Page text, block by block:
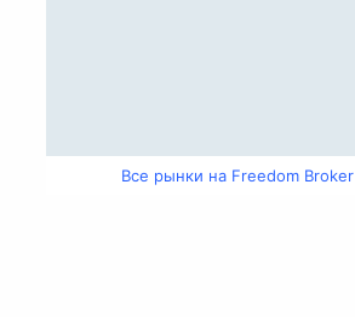
Все рынки на Freedom Broker